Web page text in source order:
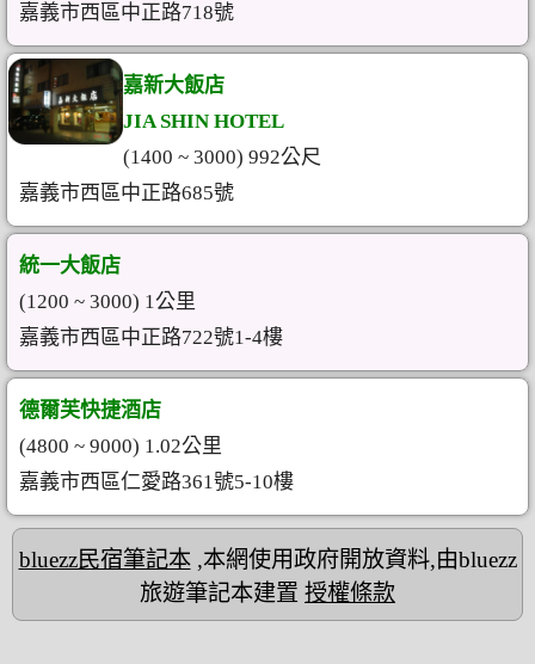
嘉義市西區中正路718號
嘉新大飯店
JIA SHIN HOTEL
(1400 ~ 3000) 992公尺
嘉義市西區中正路685號
統一大飯店
(1200 ~ 3000) 1公里
嘉義市西區中正路722號1-4樓
德爾芙快捷酒店
(4800 ~ 9000) 1.02公里
嘉義市西區仁愛路361號5-10樓
bluezz民宿筆記本,本網使用政府開放資料,由bluezz
旅遊筆記本建置 授權條款